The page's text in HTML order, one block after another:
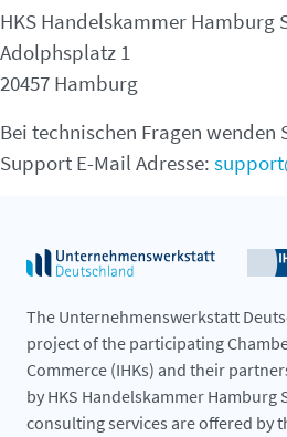
HKS Handelskammer Hamburg
Adolphsplatz 1
20457 Hamburg
Bei technischen Fragen wenden
Support E-Mail Adresse:
The Unternehmenswerkstatt
project of the participating
Commerce (IHKs) and their
by HKS Handelskammer Hamburg
consulting services are offered by